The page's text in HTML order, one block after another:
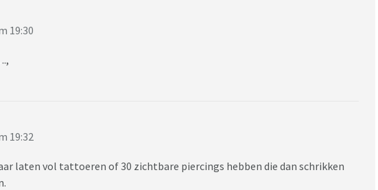
19:30
19:32
laten vol tattoeren of 30 zichtbare piercings hebben die dan schrikken